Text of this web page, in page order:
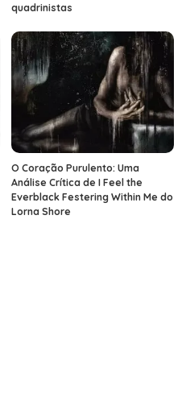
quadrinistas
O Coração Purulento: Uma
Análise Crítica de I Feel the
Everblack Festering Within Me do
Lorna Shore